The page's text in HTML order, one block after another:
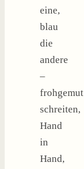
eine,
blau
die
andere
–
frohgemut
schreiten,
Hand
in
Hand,